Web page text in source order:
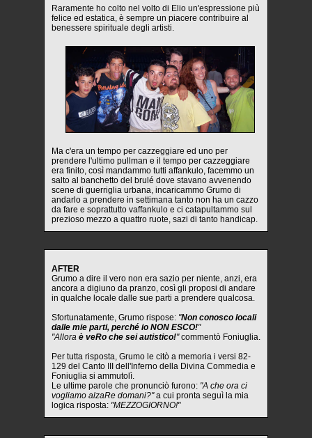
Raramente ho colto nel volto di Elio un'espressione più
felice ed estatica, è sempre un piacere contribuire al
benessere spirituale degli artisti.
Ma c'era un tempo per cazzeggiare ed uno per
prendere l'ultimo pullman e il tempo per cazzeggiare
era finito, così mandammo tutti affankulo, facemmo un
salto al banchetto del brulé dove stavano avvenendo
scene di guerriglia urbana, incaricammo Grumo di
andarlo a prendere in settimana tanto non ha un cazzo
da fare e soprattutto vaffankulo e ci catapultammo sul
prezioso mezzo a quattro ruote, sazi di tanto handicap.
AFTER
Grumo a dire il vero non era sazio per niente, anzi, era
ancora a digiuno da pranzo, così gli proposi di andare
in qualche locale dalle sue parti a prendere qualcosa.
Sfortunatamente, Grumo rispose: "Non conosco locali
dalle mie parti, perché io NON ESCO!"
"Allora è veRo che sei autistico!"commentò Foniuglia.
Per tutta risposta, Grumo le citò a memoria i versi 82-
129 del Canto III dell'Inferno della Divina Commedia e
Foniuglia si ammutolì.
Le ultime parole che pronunciò furono: "A che ora ci
vogliamo alzaRe domani?"a cui pronta seguì la mia
logica risposta: "MEZZOGIORNO!"